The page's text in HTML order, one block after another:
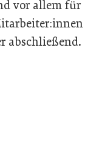
vor allem für
abschließend.